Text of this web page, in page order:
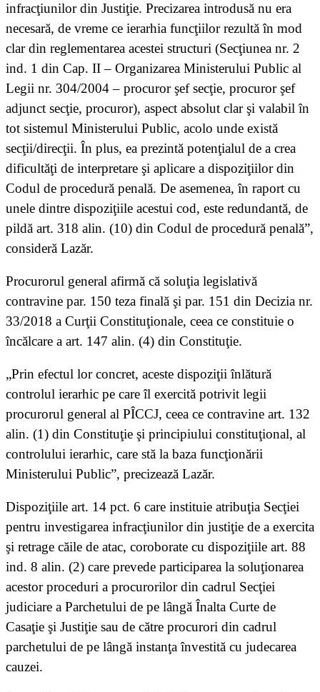
infracţiunilor din Justiţie. Precizarea introdusă nu era
necesară, de vreme ce ierarhia funcţiilor rezultă în mod
clar din reglementarea acestei structuri (Secţiunea nr. 2
ind. 1 din Cap. II – Organizarea Ministerului Public al
Legii nr. 304/2004 – procuror şef secţie, procuror şef
adjunct secţie, procuror), aspect absolut clar şi valabil în
tot sistemul Ministerului Public, acolo unde există
secţii/direcţii. În plus, ea prezintă potenţialul de a crea
dificultăţi de interpretare şi aplicare a dispoziţiilor din
Codul de procedură penală. De asemenea, în raport cu
unele dintre dispoziţiile acestui cod, este redundantă, de
pildă art. 318 alin. (10) din Codul de procedură penală”,
consideră Lazăr.
Procurorul general afirmă că soluţia legislativă
contravine par. 150 teza finală şi par. 151 din Decizia nr.
33/2018 a Curţii Constituţionale, ceea ce constituie o
încălcare a art. 147 alin. (4) din Constituţie.
„Prin efectul lor concret, aceste dispoziţii înlătură
controlul ierarhic pe care îl exercită potrivit legii
procurorul general al PÎCCJ, ceea ce contravine art. 132
alin. (1) din Constituţie şi principiului constituţional, al
controlului ierarhic, care stă la baza funcţionării
Ministerului Public”, precizează Lazăr.
Dispoziţiile art. 14 pct. 6 care instituie atribuţia Secţiei
pentru investigarea infracţiunilor din justiţie de a exercita
şi retrage căile de atac, coroborate cu dispoziţiile art. 88
ind. 8 alin. (2) care prevede participarea la soluţionarea
acestor proceduri a procurorilor din cadrul Secţiei
judiciare a Parchetului de pe lângă Înalta Curte de
Casaţie şi Justiţie sau de către procurori din cadrul
parchetului de pe lângă instanţa învestită cu judecarea
cauzei.